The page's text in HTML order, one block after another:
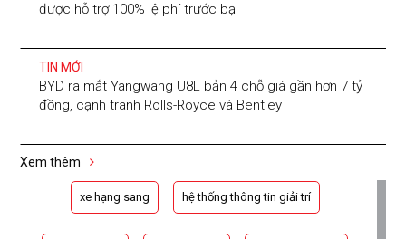
được hỗ trợ 100% lệ phí trước bạ
TIN MỚI
BYD ra mắt Yangwang U8L bản 4 chỗ giá gần hơn 7 tỷ
đồng, cạnh tranh Rolls-Royce và Bentley
Xem thêm
xe hạng sang hệ thống thông tin giải trí